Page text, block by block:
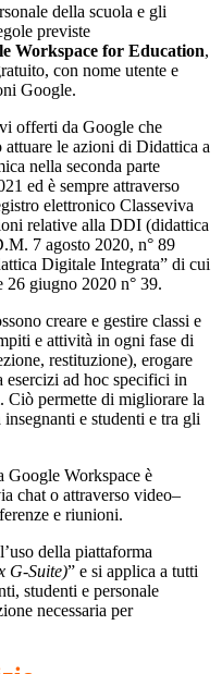
della scuola e gli
previste
Workspace for Education,
con nome utente e
Google.
offerti da Google che
le azioni di Didattica a
nella seconda parte
ed è sempre attraverso
elettronico Classeviva
relative alla DDI (didattica
7 agosto 2020, n° 89
Digitale Integrata” di cui
giugno 2020 n° 39.
creare e gestire classi e
e attività in ogni fase di
restituzione), erogare
esercizi ad hoc specifici in
Ciò permette di migliorare la
e studenti e tra gli
Google Workspace è
chat o attraverso video–
e riunioni.
della piattaforma
G-Suite)” e si applica a tutti
studenti e personale
necessaria per